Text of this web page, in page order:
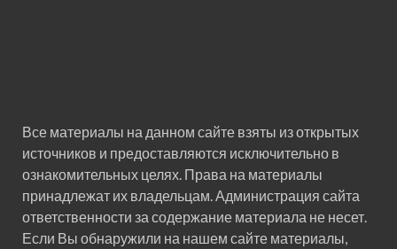
Все материалы на данном сайте взяты из открытых
источников и предоставляются исключительно в
ознакомительных целях. Права на материалы
принадлежат их владельцам. Администрация сайта
ответственности за содержание материала не несет.
Если Вы обнаружили на нашем сайте материалы,